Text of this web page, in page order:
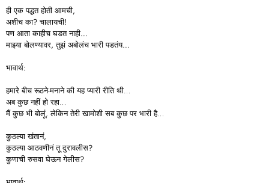
हीएकपद्धतहोती आमची,
अशीचका?चालायची!
पण आताकाहीचघडतनाही…
माझ्याबोलण्यावर,तुझंअबोलंचभारीपडतंय…
भावार्थ:
हमारे बीच रूठने-मनाने की यह प्यारी रीति थी…
अब कुछ नहीं हो रहा…
मैं कुछ भी बोलूं, लेकिन तेरी खामोशी सब कुछ पर भारी है…
कुठल्याखंतानं,
कुठल्या आठवणीनंतूदुरावलीस?
कुणाचीरुसवाघेऊनगेलीस?